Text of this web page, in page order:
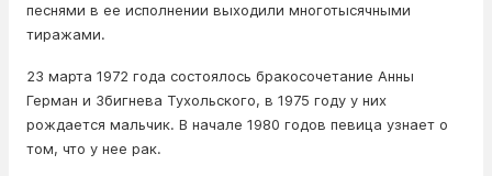
песнями в ее исполнении выходили многотысячными
тиражами.
23 марта 1972 года состоялось бракосочетание Анны
Герман и Збигнева Тухольского, в 1975 году у них
рождается мальчик. В начале 1980 годов певица узнает о
том, что у нее рак.